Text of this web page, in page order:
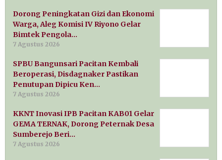
Dorong Peningkatan Gizi dan Ekonomi
Warga, Aleg Komisi IV Riyono Gelar
Bimtek Pengola…
7 Agustus 2026
SPBU Bangunsari Pacitan Kembali
Beroperasi, Disdagnaker Pastikan
Penutupan Dipicu Ken…
7 Agustus 2026
KKNT Inovasi IPB Pacitan KAB01 Gelar
GEMA TERNAK, Dorong Peternak Desa
Sumberejo Beri…
7 Agustus 2026